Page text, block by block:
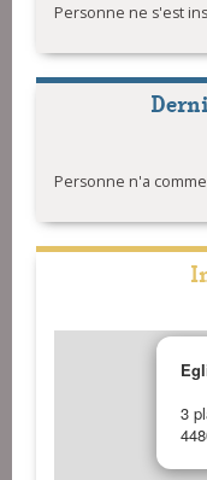
Personne ne s'est
Personne n'a
3